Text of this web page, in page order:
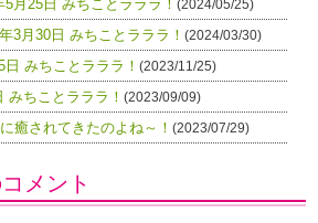
5月25日 みちことラララ！(2024/05/25)
3月30日 みちことラララ！(2024/03/30)
日 みちことラララ！(2023/11/25)
みちことラララ！(2023/09/09)
癒されてきたのよね～！(2023/07/29)
メント